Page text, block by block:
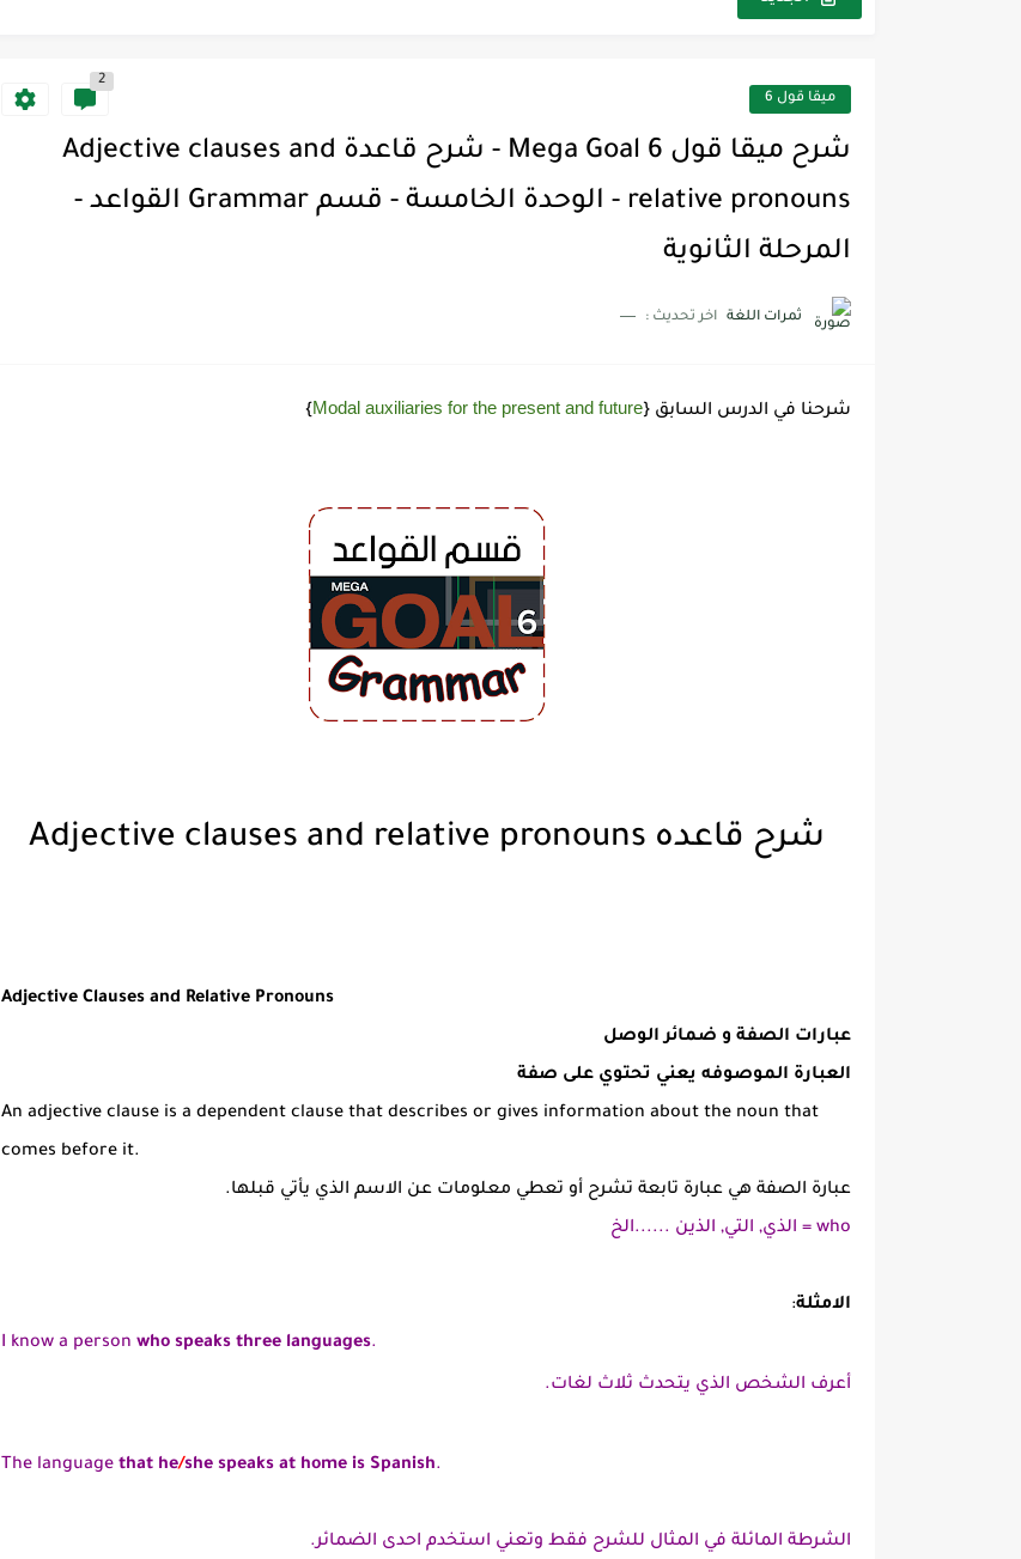
ميقا قول 6
2
شرح ميقا قول 6 Mega Goal - شرح قاعدة Adjective clauses and
relative pronouns - الوحدة الخامسة - قسم Grammar القواعد -
المرحلة الثانوية
ثمرات اللغة اخر تحديث :
شرحنا في الدرس السابق {Modal auxiliaries for the present and future
}
شرح قاعده Adjective clauses and relative pronouns
Adjective Clauses and Relative Pronouns
عبارات الصفة و ضمائر الوصل
العبارة الموصوفه يعني تحتوي على صفة
An adjective clause is a dependent clause that describes or gives information about the noun that
comes before it.
عبارة الصفة هي عبارة تابعة تشرح أو تعطي معلومات عن الاسم الذي يأتي قبلها.
who = الذي, التي, الذين ......الخ
الامثلة:
I know a person who speaks three languages.
أعرف الشخص الذي يتحدث ثلاث لغات.
The language that he/she speaks at home is Spanish.
الشرطة المائلة في المثال للشرح فقط وتعني استخدم احدى الضمائر.